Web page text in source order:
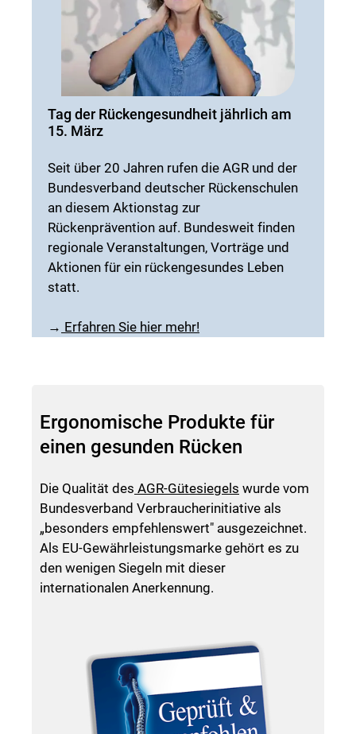
Tag der Rückengesundheit jährlich am
15. März
Seit über 20 Jahren rufen die AGR und der
Bundesverband deutscher Rückenschulen
an diesem Aktionstag zur
Rückenprävention auf. Bundesweit finden
regionale Veranstaltungen, Vorträge und
Aktionen für ein rückengesundes Leben
statt.
→ Erfahren Sie hier mehr!
Ergonomische Produkte für
einen gesunden Rücken
Die Qualität des AGR-Gütesiegels wurde vom
Bundesverband Verbraucherinitiative als
„besonders empfehlenswert" ausgezeichnet.
Als EU-Gewährleistungsmarke gehört es zu
den wenigen Siegeln mit dieser
internationalen Anerkennung.